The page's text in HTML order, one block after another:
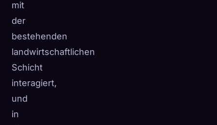
mit
der
bestehenden
landwirtschaftlichen
Schicht
interagiert,
und
in